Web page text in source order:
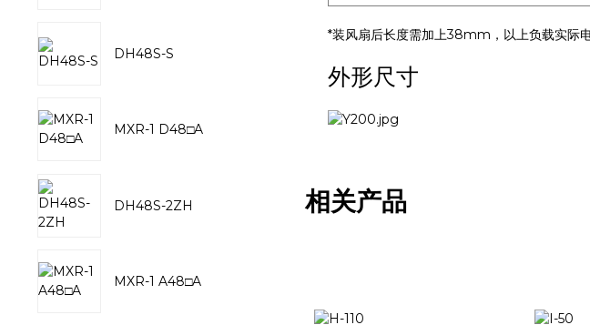
DH48S-S
MXR-1 D48□A
DH48S-2ZH
MXR-1 A48□A
*装风扇后长度需加上38mm，以上负载实际
外形尺寸
相关产品